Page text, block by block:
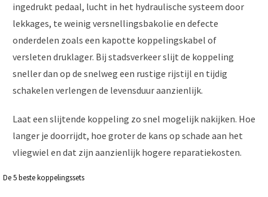
ingedrukt pedaal, lucht in het hydraulische systeem door
lekkages, te weinig versnellingsbakolie en defecte
onderdelen zoals een kapotte koppelingskabel of
versleten druklager. Bij stadsverkeer slijt de koppeling
sneller dan op de snelweg een rustige rijstijl en tijdig
schakelen verlengen de levensduur aanzienlijk.
Laat een slijtende koppeling zo snel mogelijk nakijken. Hoe
langer je doorrijdt, hoe groter de kans op schade aan het
vliegwiel en dat zijn aanzienlijk hogere reparatiekosten.
De 5 beste koppelingssets